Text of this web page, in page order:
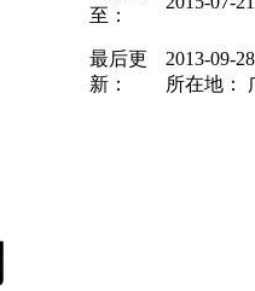
至：
最后更
新：
2013-09-
所在地：